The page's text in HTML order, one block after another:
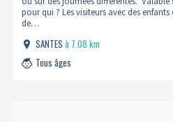
pour qui ? Les visiteurs avec des
de…
SANTESà 7.08 km
Tous âges